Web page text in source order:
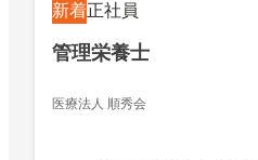
新着正社員
管理栄養士
医療法人 順秀会